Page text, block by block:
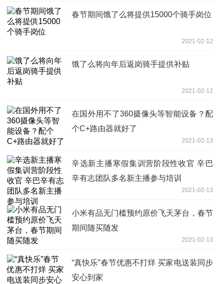
春节期间饿了么将提供15000个骑手岗位
2021-02-12
饿了么将向年后返岗骑手提供补贴
2021-02-12
在国外用不了360摄像头等智能设备？配
个C+路由器就好了
2021-02-13
辛选新主播寒假集训营阶段性收官 辛巴
辛有志团队多名新主播参与培训
2021-02-13
小米有品无门槛预约原价飞天茅台，春节
期间随买随发
2021-02-13
“真快乐”春节优惠不打烊 买家电送装同步
安心到家